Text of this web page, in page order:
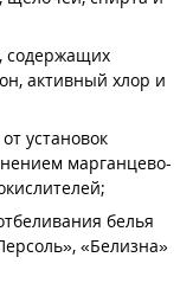
содержащих
активный хлор и
установок
марганцево-
белья
«Белизна»